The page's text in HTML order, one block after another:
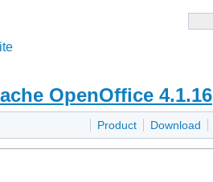
OpenOffice 4.1.16
Product Download